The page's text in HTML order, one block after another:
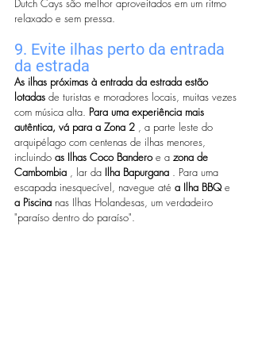
Dutch Cays são melhor aproveitados em um ritmo
relaxado e sem pressa.
9. Evite ilhas perto da entrada
da estrada
As ilhas próximas à entrada da estrada estão
lotadas de turistas e moradores locais, muitas vezes
com música alta. Para uma experiência mais
autêntica, vá para a Zona 2 , a parte leste do
arquipélago com centenas de ilhas menores,
incluindo as Ilhas Coco Bandero e a zona de
Cambombia , lar da Ilha Bapurgana . Para uma
escapada inesquecível, navegue até a Ilha BBQ e
a Piscina nas Ilhas Holandesas, um verdadeiro
"paraíso dentro do paraíso".